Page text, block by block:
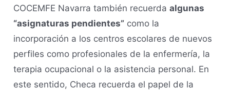
COCEMFE Navarra también recuerdaalgunas
“asignaturas pendientes” como la
incorporación a los centros escolares de nuevos
perfiles como profesionales de la enfermería, la
terapia ocupacional o la asistencia personal. En
este sentido, Checa recuerda el papel de la